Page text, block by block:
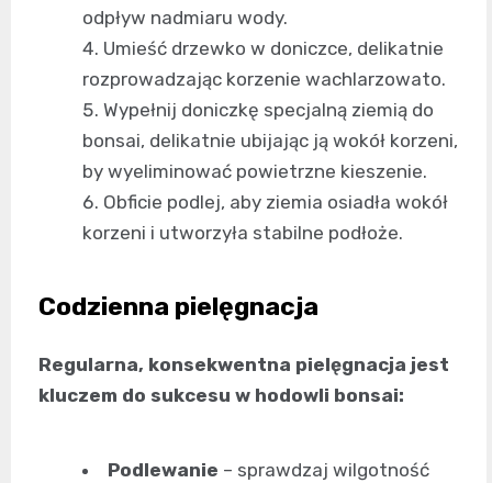
odpływ nadmiaru wody.
Umieść drzewko w doniczce, delikatnie
rozprowadzając korzenie wachlarzowato.
Wypełnij doniczkę specjalną ziemią do
bonsai, delikatnie ubijając ją wokół korzeni,
by wyeliminować powietrzne kieszenie.
Obficie podlej, aby ziemia osiadła wokół
korzeni i utworzyła stabilne podłoże.
Codzienna pielęgnacja
Regularna, konsekwentna pielęgnacja jest
kluczem do sukcesu w hodowli bonsai:
Podlewanie – sprawdzaj wilgotność